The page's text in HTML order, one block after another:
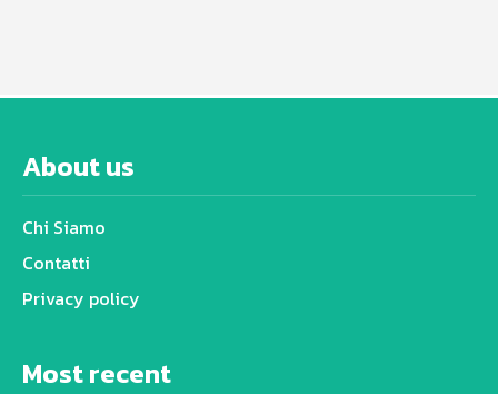
About us
Chi Siamo
Contatti
Privacy policy
Most recent